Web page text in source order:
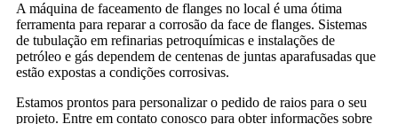
A máquina de faceamento de flanges no local é uma ótima
ferramenta para reparar a corrosão da face de flanges. Sistemas
de tubulação em refinarias petroquímicas e instalações de
petróleo e gás dependem de centenas de juntas aparafusadas que
estão expostas a condições corrosivas.
Estamos prontos para personalizar o pedido de raios para o seu
projeto. Entre em contato conosco para obter informações sobre